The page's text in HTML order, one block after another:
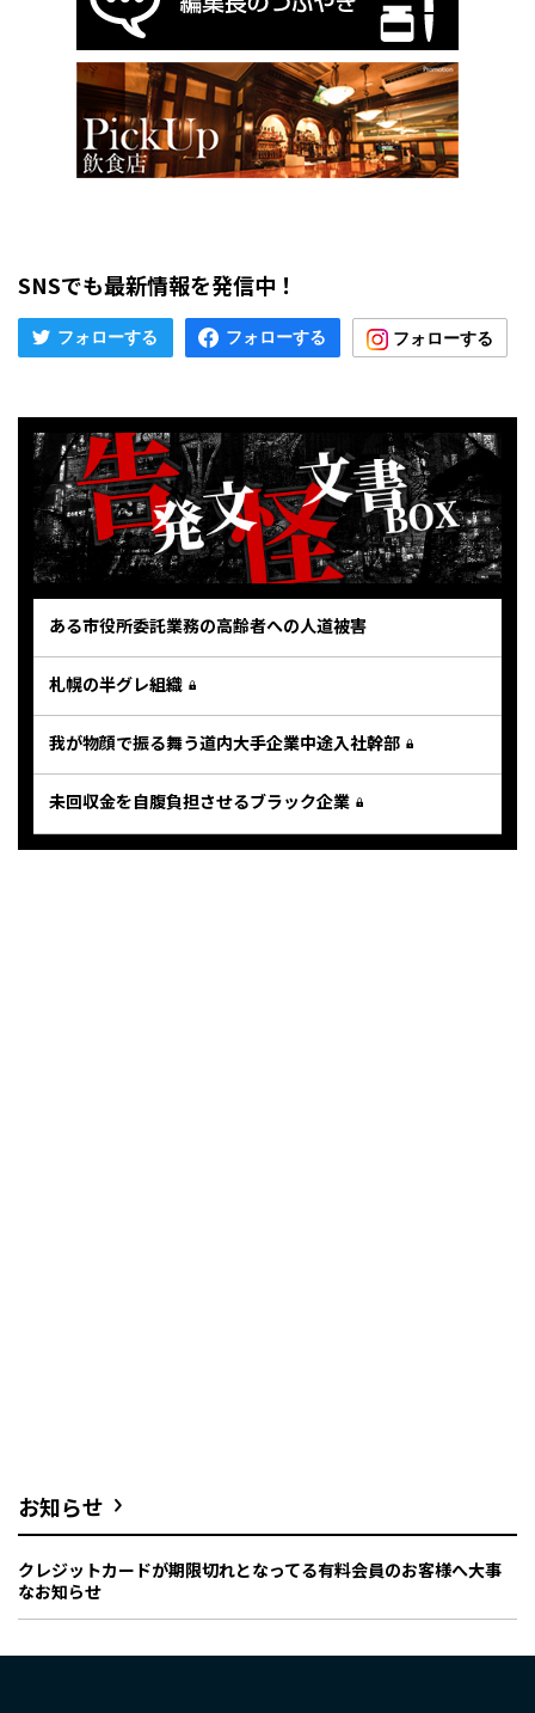
SNSでも最新情報を発信中！
ある市役所委託業務の高齢者への人道被害
札幌の半グレ組織
我が物顔で振る舞う道内大手企業中途入社幹部
未回収金を自腹負担させるブラック企業
お知らせ
クレジットカードが期限切れとなってる有料会員のお客様へ大事
なお知らせ